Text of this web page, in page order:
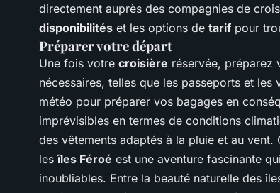
directement auprès des compagnies de
disponibilités et les options de tarif pour
Préparer votre départ
Une fois votre croisière réservée, préparez
nécessaires, telles que les passeports et les
météo pour préparer vos bagages en
imprévisibles en termes de conditions
des vêtements adaptés à la pluie et au vent.
lesîles Féroé est une aventure fascinante
inoubliables. Entre la beauté naturelle des